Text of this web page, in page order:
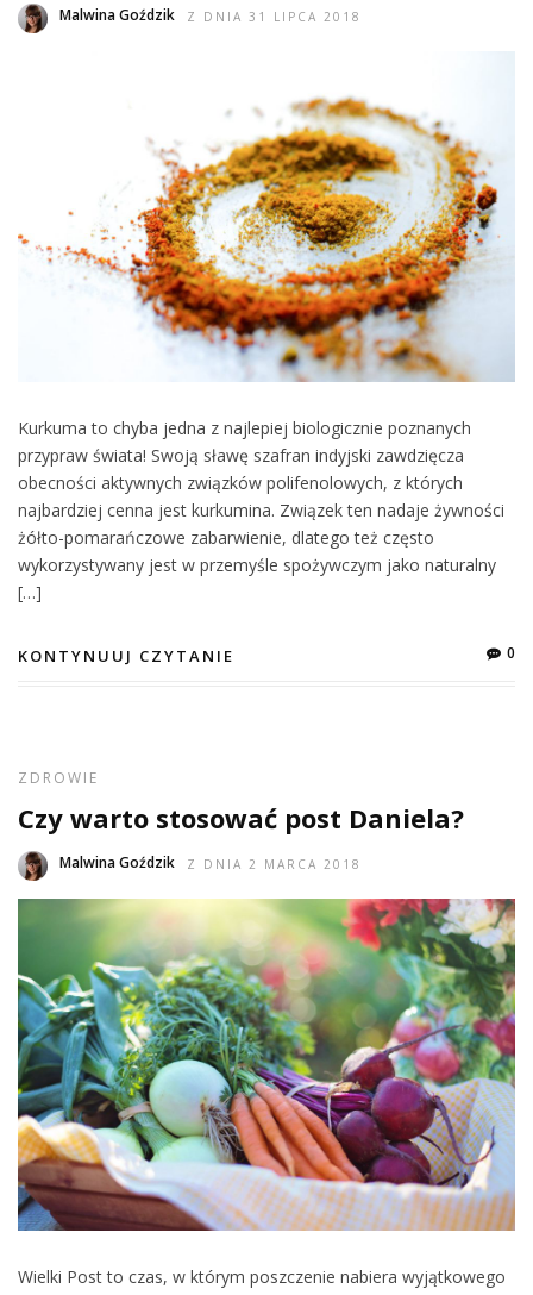
Malwina Goździk Z DNIA 31 LIPCA 2018
Kurkuma to chyba jedna z najlepiej biologicznie poznanych
przypraw świata! Swoją sławę szafran indyjski zawdzięcza
obecności aktywnych związków polifenolowych, z których
najbardziej cenna jest kurkumina. Związek ten nadaje żywności
żółto-pomarańczowe zabarwienie, dlatego też często
wykorzystywany jest w przemyśle spożywczym jako naturalny
[…]
KONTYNUUJ CZYTANIE 0
ZDROWIE
Czy warto stosować post Daniela?
Malwina Goździk Z DNIA 2 MARCA 2018
Wielki Post to czas, w którym poszczenie nabiera wyjątkowego